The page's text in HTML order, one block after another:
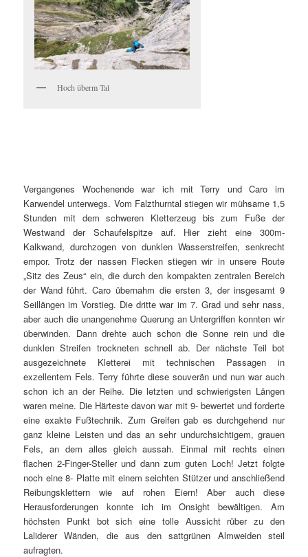
Hoch überm Tal
Vergangenes Wochenende war ich mit Terry und Caro im
Karwendel unterwegs. Vom Falzthurntal stiegen wir mühsame 1,5
Stunden mit dem schweren Kletterzeug bis zum Fuße der
Westwand der Schaufelspitze auf. Hier zieht eine 300m-
Kalkwand, durchzogen von dunklen Wasserstreifen, senkrecht
empor. Trotz der nassen Flecken stiegen wir in unsere Route
„Sitz des Zeus“ ein, die durch den kompakten zentralen Bereich
der Wand führt. Caro übernahm die ersten 3, der insgesamt 9
Seillängen im Vorstieg. Die dritte war im 7. Grad und sehr nass,
aber auch die unangenehme Querung an Untergriffen konnten wir
überwinden. Dann drehte auch schon die Sonne rein und die
dunklen Streifen trockneten schnell ab. Der nächste Teil bot
ausgezeichnete Kletterei mit technischen Passagen in
exzellentem Fels. Terry führte diese souverän und nun war auch
schon ich an der Reihe. Die letzten und schwierigsten Längen
waren meine. Die Härteste davon war mit 9- bewertet und forderte
eine exakte Fußtechnik. Zum Greifen gab es durchgehend nur
ganz kleine Leisten und das an sehr undurchsichtigem, grauen
Fels, an dem alles gleich aussah. Einmal mit rechts einen
flachen 2-Finger-Steller und dann zum guten Loch! Jetzt folgte
noch eine 8- Platte mit einem seichten Stützer und anschließend
Reibungsklettern wie auf rohen Eiern! Aber auch diese
Herausforderungen konnte ich im Onsight bewältigen. Am
höchsten Punkt bot sich eine tolle Aussicht rüber zu den
Laliderer Wänden, die aus den sattgrünen Almweiden steil
aufragten.